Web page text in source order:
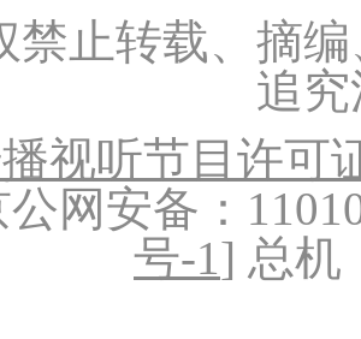
禁止转载、摘
追
视听节目许可
网安备：
号-1] 总机